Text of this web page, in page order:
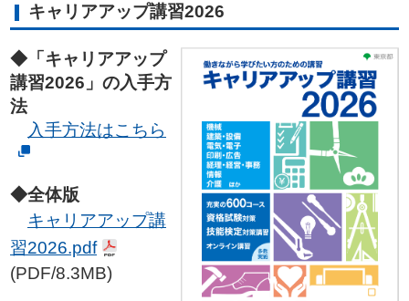
キャリアアップ講習2026
◆「キャリアアップ
講習2026」の入手方
法
入手方法はこちら
◆全体版
キャリアアップ講
習2026.pdf
(PDF/8.3MB)